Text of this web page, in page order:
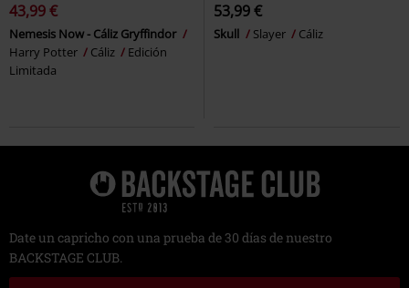
43,99 €
Nemesis Now - Cáliz Gryffindor
Harry Potter
Cáliz
Edición
Limitada
53,99 €
Skull Slayer Cáliz
Date un capricho con una prueba de 30 días de nuestro
BACKSTAGE CLUB.